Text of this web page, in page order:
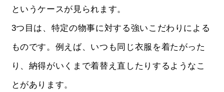
というケースが見られます。
3つ目は、特定の物事に対する強いこだわりによる
ものです。例えば、いつも同じ衣服を着たがった
り、納得がいくまで着替え直したりするようなこ
とがあります。